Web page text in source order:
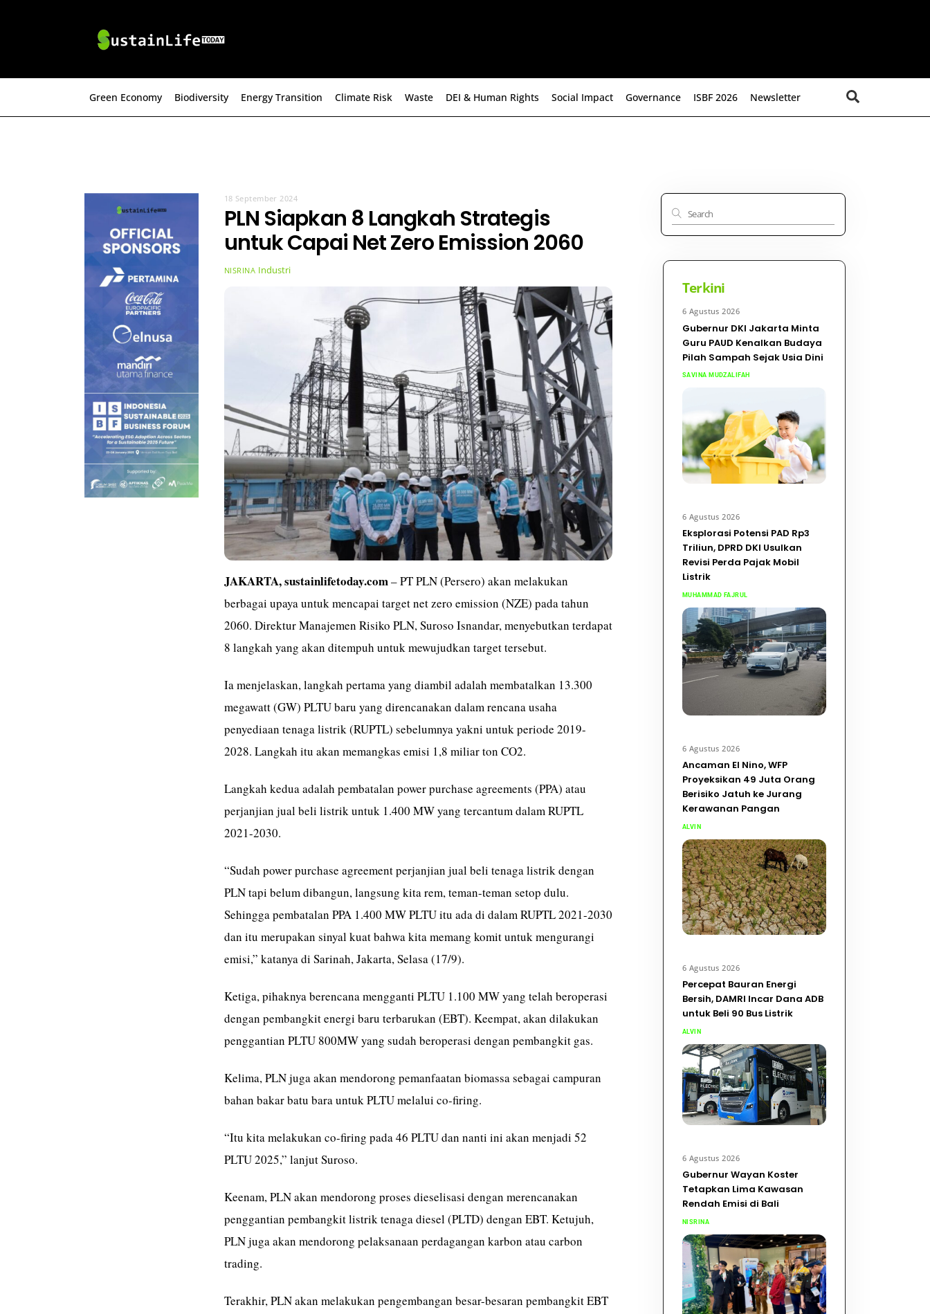
Green Economy Biodiversity Energy Transition Climate Risk Waste DEI & Human Rights Social Impact Governance ISBF 2026 Newsletter
18 September 2024
PLN Siapkan 8 Langkah Strategis
untuk Capai Net Zero Emission 2060
NISRINA Industri
JAKARTA, sustainlifetoday.com– PT PLN (Persero) akan melakukan
berbagai upaya untuk mencapai target net zero emission (NZE) pada tahun
2060. Direktur Manajemen Risiko PLN, Suroso Isnandar, menyebutkan terdapat
8 langkah yang akan ditempuh untuk mewujudkan target tersebut.
Ia menjelaskan, langkah pertama yang diambil adalah membatalkan 13.300
megawatt (GW) PLTU baru yang direncanakan dalam rencana usaha
penyediaan tenaga listrik (RUPTL) sebelumnya yakni untuk periode 2019-
2028. Langkah itu akan memangkas emisi 1,8 miliar ton CO2.
Langkah kedua adalah pembatalan power purchase agreements (PPA) atau
perjanjian jual beli listrik untuk 1.400 MW yang tercantum dalam RUPTL
2021-2030.
“Sudah power purchase agreement perjanjian jual beli tenaga listrik dengan
PLN tapi belum dibangun, langsung kita rem, teman-teman setop dulu.
Sehingga pembatalan PPA 1.400 MW PLTU itu ada di dalam RUPTL 2021-2030
dan itu merupakan sinyal kuat bahwa kita memang komit untuk mengurangi
emisi,” katanya di Sarinah, Jakarta, Selasa (17/9).
Ketiga, pihaknya berencana mengganti PLTU 1.100 MW yang telah beroperasi
dengan pembangkit energi baru terbarukan (EBT). Keempat, akan dilakukan
penggantian PLTU 800MW yang sudah beroperasi dengan pembangkit gas.
Kelima, PLN juga akan mendorong pemanfaatan biomassa sebagai campuran
bahan bakar batu bara untuk PLTU melalui co-firing.
“Itu kita melakukan co-firing pada 46 PLTU dan nanti ini akan menjadi 52
PLTU 2025,” lanjut Suroso.
Keenam, PLN akan mendorong proses dieselisasi dengan merencanakan
penggantian pembangkit listrik tenaga diesel (PLTD) dengan EBT. Ketujuh,
PLN juga akan mendorong pelaksanaan perdagangan karbon atau carbon
trading.
Terakhir, PLN akan melakukan pengembangan besar-besaran pembangkit EBT
Terkini
6 Agustus 2026
Gubernur DKI Jakarta Minta
Guru PAUD Kenalkan Budaya
Pilah Sampah Sejak Usia Dini
SAVINA MUDZALIFAH
6 Agustus 2026
Eksplorasi Potensi PAD Rp3
Triliun, DPRD DKI Usulkan
Revisi Perda Pajak Mobil
Listrik
MUHAMMAD FAJRUL
6 Agustus 2026
Ancaman El Nino, WFP
Proyeksikan 49 Juta Orang
Berisiko Jatuh ke Jurang
Kerawanan Pangan
ALVIN
6 Agustus 2026
Percepat Bauran Energi
Bersih, DAMRI Incar Dana ADB
untuk Beli 90 Bus Listrik
ALVIN
6 Agustus 2026
Gubernur Wayan Koster
Tetapkan Lima Kawasan
Rendah Emisi di Bali
NISRINA